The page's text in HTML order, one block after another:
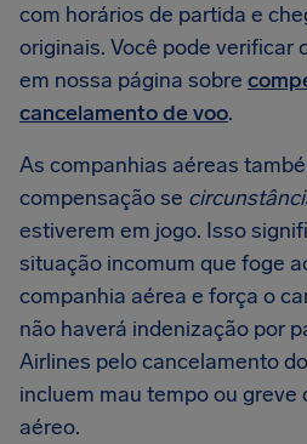
com horários de partida e
originais. Você pode verificar
em nossa página sobre
cancelamento de voo.
As companhias aéreas
compensação se
estiverem em jogo. Isso
situação incomum que foge
companhia aérea e força o
não haverá indenização por
Airlines pelo cancelamento
incluem mau tempo ou
aéreo.